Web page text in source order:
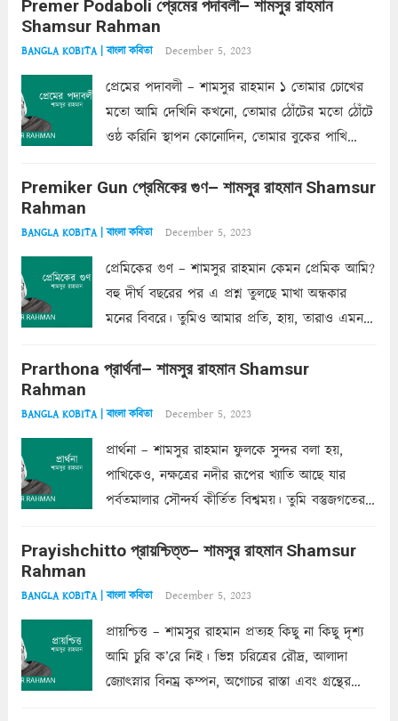
Premer Podaboli প্রেমের পদাবলী– শামসুর রাহমান
Shamsur Rahman
BANGLA KOBITA | বাংলা কবিতা December 5, 2023
প্রেমের পদাবলী – শামসুর রাহমান ১ তোমার চোখের
মতো আমি দেখিনি কখনো, তোমার ঠোঁটের মতো ঠোঁটে
ওষ্ঠ করিনি স্থাপন কোনোদিন, তোমার বুকের পাখি
কোথাও কি এরকম ছায়া দেয় ক্লান্তির প্রহরে? মুছে
Premiker Gun প্রেমিকের গুণ– শামসুর রাহমান Shamsur
Rahman
BANGLA KOBITA | বাংলা কবিতা December 5, 2023
প্রেমিকের গুণ – শামসুর রাহমান কেমন প্রেমিক আমি?
বহু দীর্ঘ বছরের পর এ প্রশ্ন তুলছে মাখা অন্ধকার
মনের বিবরে। তুমিও আমার প্রতি, হায়, তারাও এমন
একান্ত জরুরি- নইলে একটি দেয়াল নিমেষেই ভীষণ
Prarthona প্রার্থনা– শামসুর রাহমান Shamsur
Rahman
BANGLA KOBITA | বাংলা কবিতা December 5, 2023
প্রার্থনা – শামসুর রাহমান ফুলকে সুন্দর বলা হয়,
পাখিকেও, নক্ষত্রের নদীর রূপের খ্যাতি আছে যার
পর্বতমালার সৌন্দর্য কীর্তিত বিশ্বময়। তুমি বস্তুজগতের
তার সুষমায় পার্থক্য অনেক। তোমাকে সুন্দরী বলা চলে,
Prayishchitto প্রায়শ্চিত্ত– শামসুর রাহমান Shamsur
Rahman
BANGLA KOBITA | বাংলা কবিতা December 5, 2023
প্রায়শ্চিত্ত – শামসুর রাহমান প্রত্যহ কিছু না কিছু দৃশ্য
আমি চুরি ক’রে নিই। ভিন্ন চরিত্রের রৌদ্র, আলাদা
জ্যোৎস্নার বিনম্র কম্পন, অগোচর রাস্তা এবং গ্রন্থের